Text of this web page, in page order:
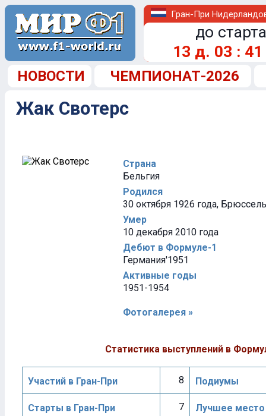
Гран-При
до
13 д. 03 : 41
НОВОСТИ ЧЕМПИОНАТ-2026
Жак Свотерс
Страна
Бельгия
Родился
30 октября 1926 года,
Умер
10 декабря 2010 года
Дебют в Формуле-1
Германия'1951
Активные годы
1951-1954
Фотогалерея »
Статистика выступлений в
Участий в Гран-При 8 Подиумы
Старты в Гран-При 7 Лучшее место